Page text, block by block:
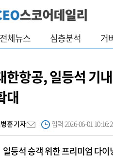
전체뉴스 심층분석 거
한항공, 일등석 기
대
훈 기자 입력 2026-06-01
일등석 승객 위한 프리미엄 다이